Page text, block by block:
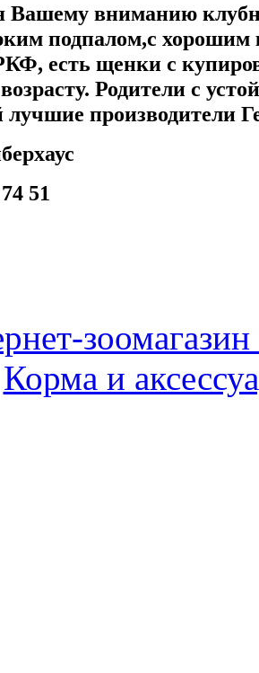
Вашему вниманию
подпалом,с хорошим
есть щенки с
Родители с
лучшие производители
51